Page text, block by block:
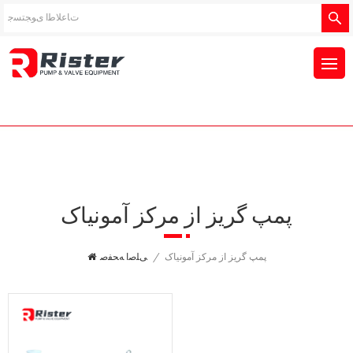
پمپ گریز از مرکز آمونیاک
ﯽﻠﺻﺍ ﻪﺤﻔﺻ / پمپ گریز از مرکز آمونیاک